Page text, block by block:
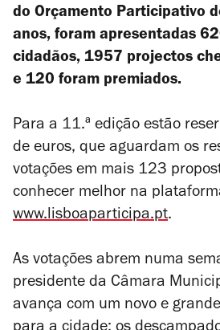
do Orçamento Participativo
anos, foram apresentadas
cidadãos, 1957 projectos
e 120 foram premiados.
Para a 11.ª edição estão
de euros, que aguardam os
votações em mais 123
conhecer melhor na
www.lisboaparticipa.pt.
As votações abrem numa
presidente da Câmara
avança com um novo e